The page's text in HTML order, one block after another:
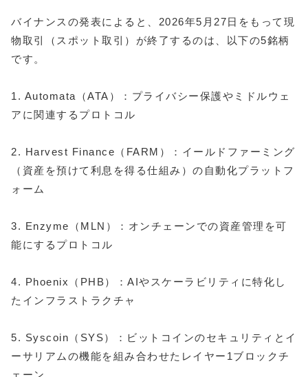
バイナンスの発表によると、2026年5月27日をもって現
物取引（スポット取引）が終了するのは、以下の5銘柄
です。
1. Automata（ATA）：プライバシー保護やミドルウェ
アに関連するプロトコル
2. Harvest Finance（FARM）：イールドファーミング
（資産を預けて利息を得る仕組み）の自動化プラットフ
ォーム
3. Enzyme（MLN）：オンチェーンでの資産管理を可
能にするプロトコル
4. Phoenix（PHB）：AIやスケーラビリティに特化し
たインフラストラクチャ
5. Syscoin（SYS）：ビットコインのセキュリティとイ
ーサリアムの機能を組み合わせたレイヤー1ブロックチ
ェーン